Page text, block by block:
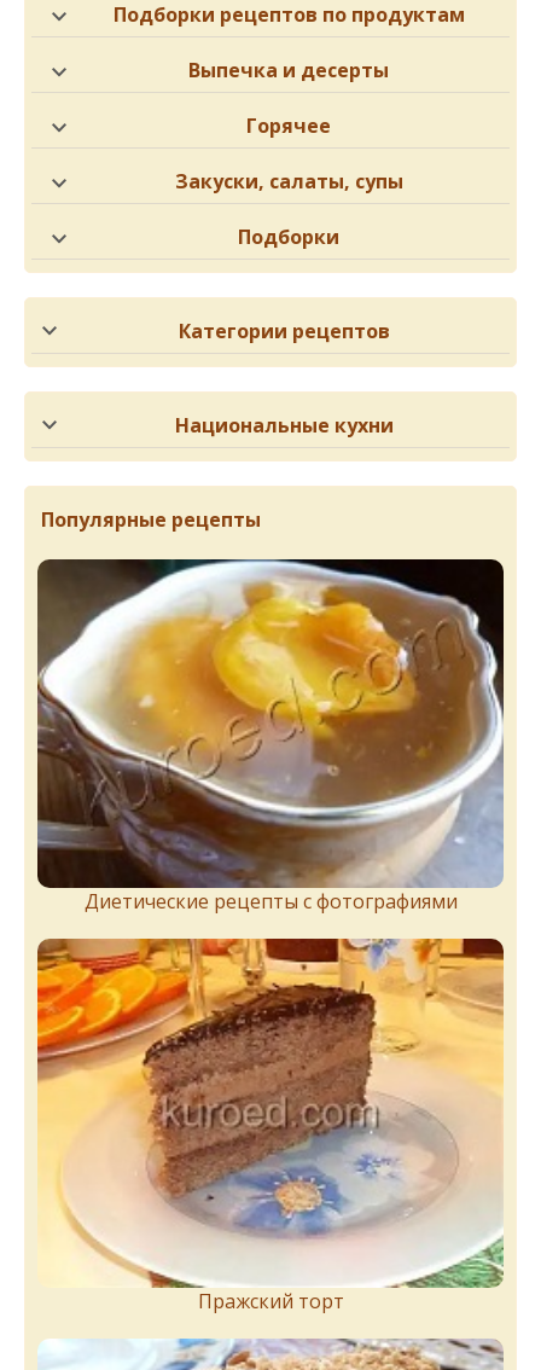
Подборки рецептов по продуктам
Выпечка и десерты
Горячее
Закуски, салаты, супы
Подборки
Категории рецептов
Национальные кухни
Популярные рецепты
Диетические рецепты с фотографиями
Пражский торт